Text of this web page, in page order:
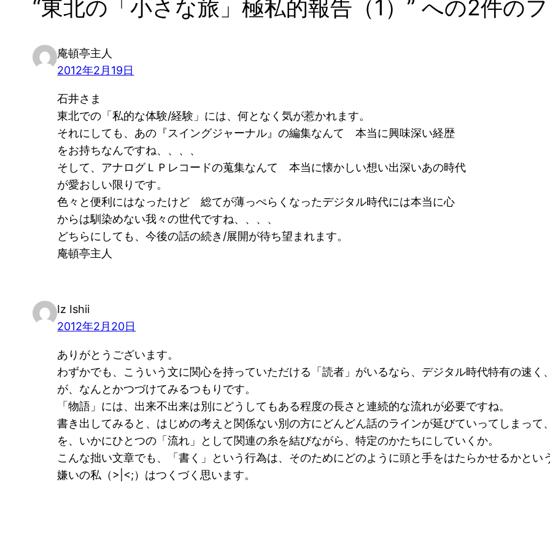
“東北の「小さな旅」極私的報告（1）” への2件の
庵頓亭主人
2012年2月19日
石井さま
東北での「私的な体験/経験」には、何となく気が惹かれます。
それにしても、あの『スイングジャーナル』の編集なんて 本当に興味深い経歴
をお持ちなんですね、、、、
そして、アナログＬＰレコードの蒐集なんて 本当に懐かしい想い出深いあの時代
が愛おしい限りです。
色々と便利にはなったけど 総てが薄っぺらくなったデジタル時代には本当に心
からは馴染めない我々の世代ですね、、、、
どちらにしても、今後の話の続き/展開が待ち望まれます。
庵頓亭主人
Iz Ishii
2012年2月20日
ありがとうございます。
わずかでも、こういう文に関心を持っていただける「読者」がいるなら、デジタル時代特有の速
が、なんとかつづけてみるつもりです。
「物語」には、出来不出来は別にどうしてもある程度の長さと連続的な流れが必要ですね。
書き出してみると、はじめの考えと関係ない別の方にどんどん話のラインが延びていってしまっ
を、いかにひとつの「流れ」として関連の糸を結びながら、特定のかたちにしていくか。
こんな拙い文章でも、「書く」という行為は、そのためにどのように頭と手をはたらかせるかと
嫌いの私（>|<;）はつくづく思います。